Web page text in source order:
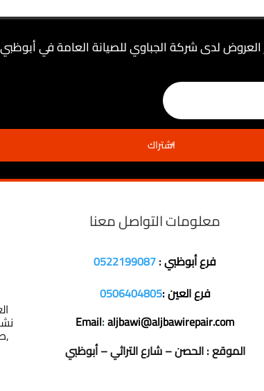
العروض لدى شركة الجباوي للصيانة العامة في
اشتراك
معلومات التواصل معنا
فرع أبوظبي:
0522199087
فرع العين :0506404805
Email:aljbawi@aljbawirepair.com
الموقع : الحصن – شارع التراثي – أبوظبي